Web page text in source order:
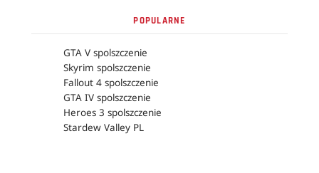
POPULARNE
GTA V spolszczenie
Skyrim spolszczenie
Fallout 4 spolszczenie
GTA IV spolszczenie
Heroes 3 spolszczenie
Stardew Valley PL